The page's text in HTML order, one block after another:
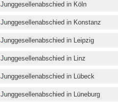
Junggesellenabschied in Köln
Junggesellenabschied in Konstanz
Junggesellenabschied in Leipzig
Junggesellenabschied in Linz
Junggesellenabschied in Lübeck
Junggesellenabschied in Lüneburg